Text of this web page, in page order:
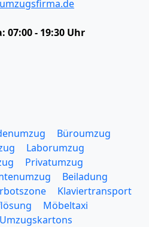
07:00 - 19:30 Uhr
Büroumzug
Laborumzug
Privatumzug
Beiladung
Klaviertransport
Möbeltaxi
Umzugskartons